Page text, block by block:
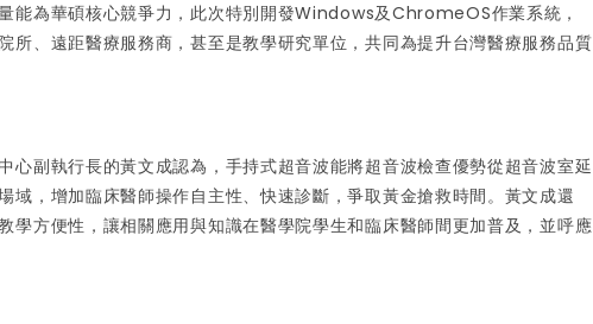
能為華碩核心競爭力，此次特別開發Windows及ChromeOS作業系統，
所、遠距醫療服務商，甚至是教學研究單位，共同為提升台灣醫療服務品質
心副執行長的黃文成認為，手持式超音波能將超音波檢查優勢從超音波室延
域，增加臨床醫師操作自主性、快速診斷，爭取黃金搶救時間。黃文成還
學方便性，讓相關應用與知識在醫學院學生和臨床醫師間更加普及，並呼應